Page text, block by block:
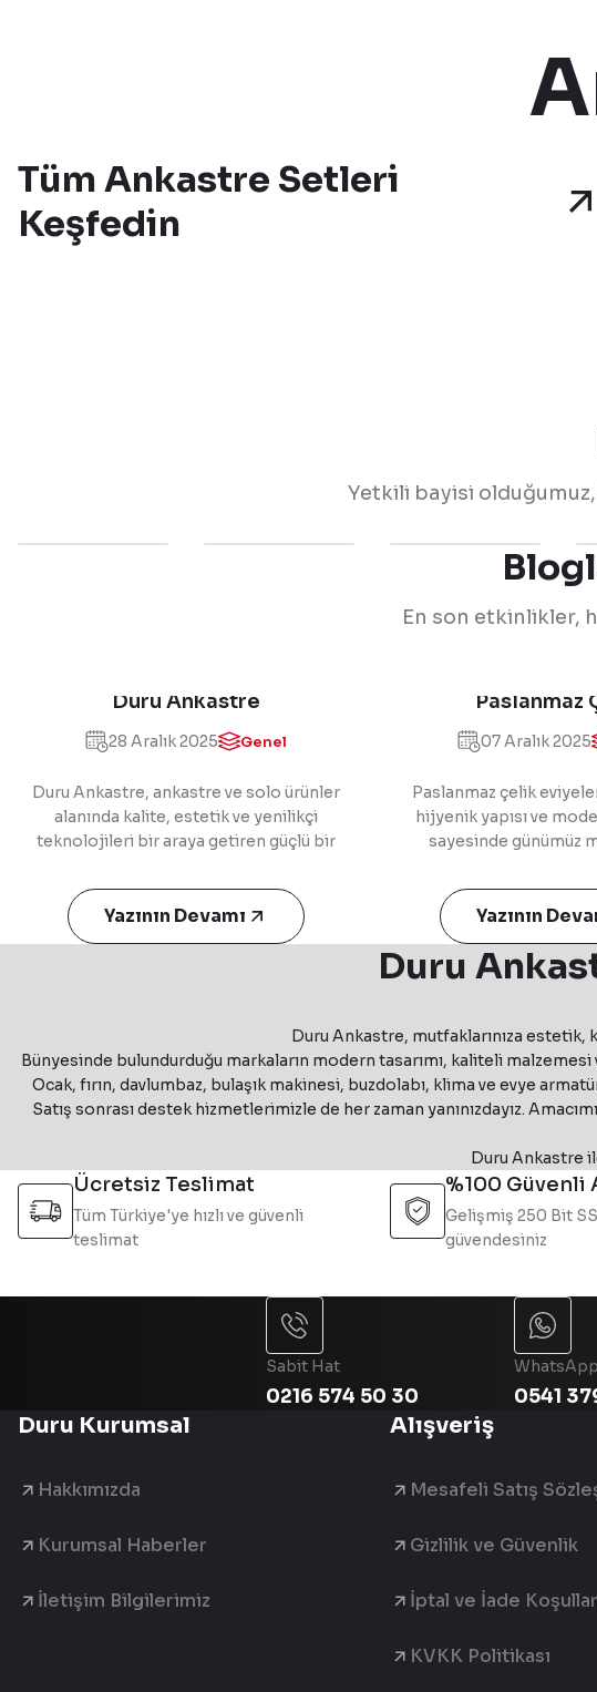
Tüm Ankastre Setleri
Keşfedin
Yetkili bayisi
En son etkinlikler,
Duru Ankastre
28 Aralık 2025 Genel
Duru Ankastre, ankastre ve solo ürünler
alanında kalite, estetik ve yenilikçi
teknolojileri bir araya getiren güçlü bir
ihtiyaçlarına modern çözümler sunarken,
enerji verimliliği ve kullanıcı dostu
tasarımlarıyla dikkat çeker. Satış sonrası
Müşteri odaklı hizmet anlayışı ve sürekli
gelişen yapısıyla Duru Ankastre,
fonksiyonel ve şık mutfak çözümleri
sunmaya devam etmektedir.
Yazının Devamı
Paslanmaz
Eviyelerde
Temizlik
07 Aralık 2025
Paslanmaz çelik
hijyenik yapısı ve
sayesinde günümüz
almaktadır. Kolay
uzun ömürlü
eviyeler, hem
fonksiyonellik sunar.
sürdürülebilir ve şık
arayan kullanıcılar
olmaktadır. Özellikle
modeller, mutfak
bir dokunuş katarken
da
Yazının
Duru
Duru Ankastre, mutfaklarınıza estetik,
Bünyesinde bulundurduğu markaların modern tasarımı, kaliteli
Ocak, fırın, davlumbaz, bulaşık makinesi, buzdolabı, klima ve evye
Satış sonrası destek hizmetlerimizle de her zaman yanınızdayız.
Duru Ankastre
Ücretsiz Teslimat
Tüm Türkiye'ye hızlı ve güvenli
teslimat
%100 Güvenli
Gelişmiş 250 Bit
güvendesiniz
Sabit Hat
0216 574 50 30 0541
Duru Kurumsal
Hakkımızda
Kurumsal Haberler
İletişim Bilgilerimiz
Alışveriş
Mesafeli Satış
Gizlilik ve Güvenlik
İptal ve İade
KVKK Politikası